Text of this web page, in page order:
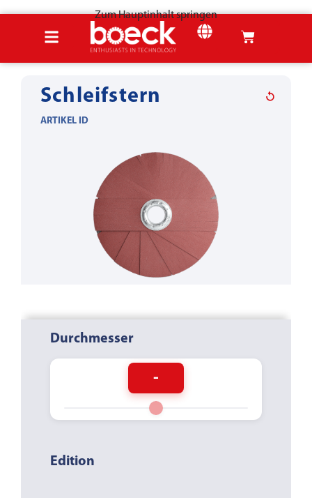
Zum Hauptinhalt springen
Schleifstern
ARTIKEL ID
Durchmesser
-
Edition